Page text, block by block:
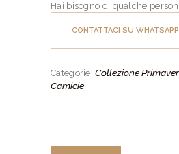
Blu
Hai bisogno di qualche
CONTATTACI SU WHATSAPP
Categorie:Collezione
Camicie